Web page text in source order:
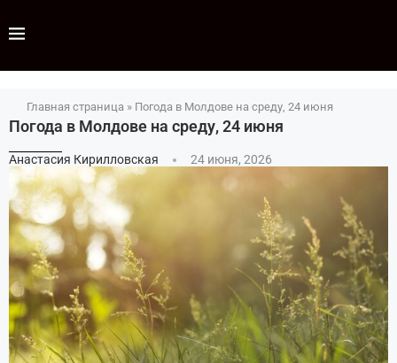
Главная страница » Погода в Молдове на среду, 24 июня
Погода в Молдове на среду, 24 июня
Анастасия Кирилловская 24 июня, 2026